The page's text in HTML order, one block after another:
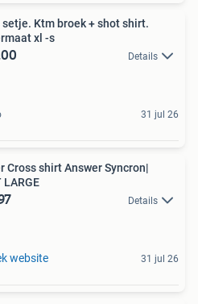
setje. Ktm broek + shot shirt.
xl -s
Details
31 jul 26
Cross shirt Answer Syncron|
LARGE
Details
website 31 jul 26